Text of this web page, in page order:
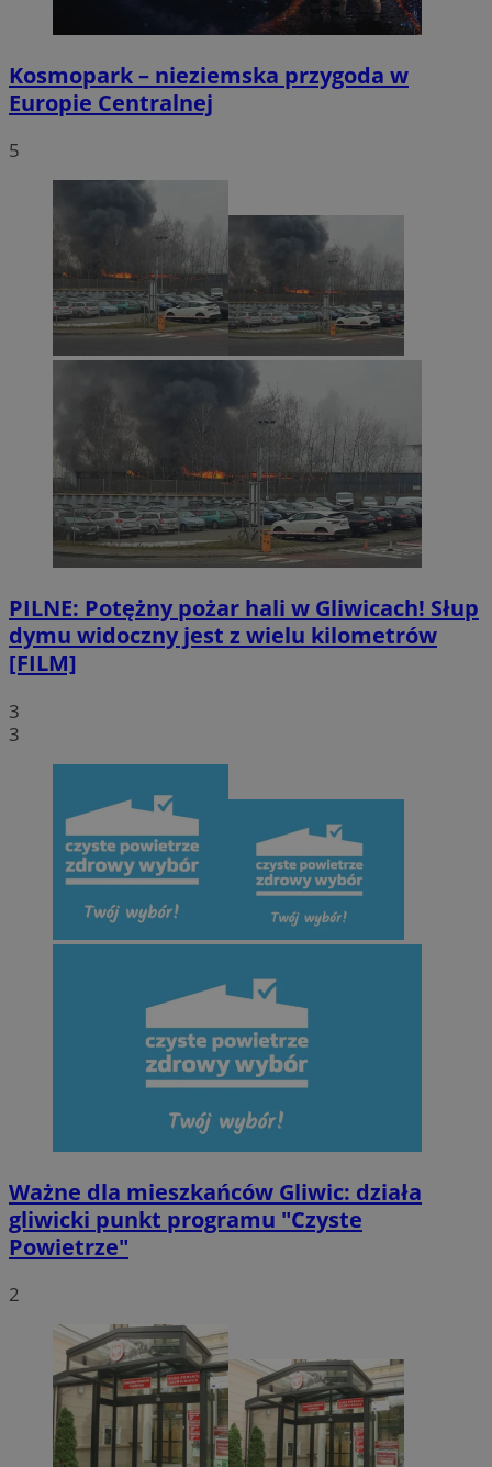
Kosmopark – nieziemska przygoda w
Europie Centralnej
5
PILNE: Potężny pożar hali w Gliwicach! Słup
dymu widoczny jest z wielu kilometrów
[FILM]
3
3
Ważne dla mieszkańców Gliwic: działa
gliwicki punkt programu "Czyste
Powietrze"
2